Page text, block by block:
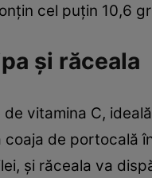
cel puţin 10,6
şi răceala
vitamina C,
coaja de portocală
şi răceala va